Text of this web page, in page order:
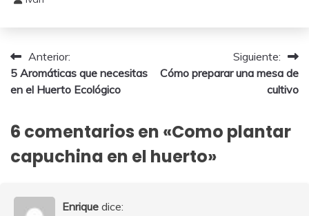
noviembre,
Navegación
de
Anterior:
5 Aromáticas que necesitas
en el Huerto Ecológico
Siguiente:
Cómo preparar una mesa de
cultivo
6 comentarios en «Como plantar
capuchina en el huerto»
Enrique dice: